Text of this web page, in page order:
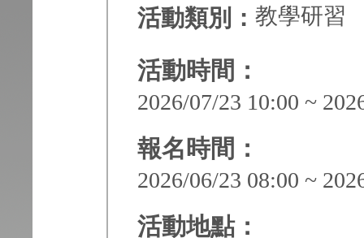
活動類別： 教學研習
活動時間：
2026/07/23 10:00 ~
報名時間：
2026/06/23 08:00 ~
活動地點：